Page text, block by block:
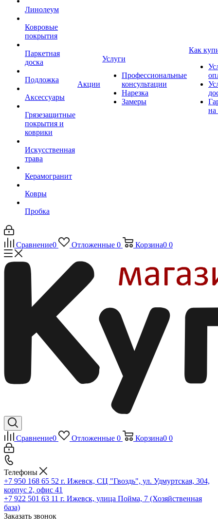
Линолеум
Ковровые
покрытия
Паркетная
доска
Подложка
Аксессуары
Грязезащитные
покрытия и
коврики
Искусственная
трава
Керамогранит
Ковры
Пробка
Акции
Услуги
Профессиональные
консультации
Нарезка
Замеры
Как
на
Сравнение0 Отложенные 0 Корзина0 0
Сравнение0 Отложенные 0 Корзина0 0
Телефоны
+7 950 168 65 52 г. Ижевск, СЦ "Гвоздь", ул. Удмуртская, 304,
корпус 2, офис 41
+7 922 501 63 11 г. Ижевск, улица Пойма, 7 (Хозяйственная
база)
Заказать звонок